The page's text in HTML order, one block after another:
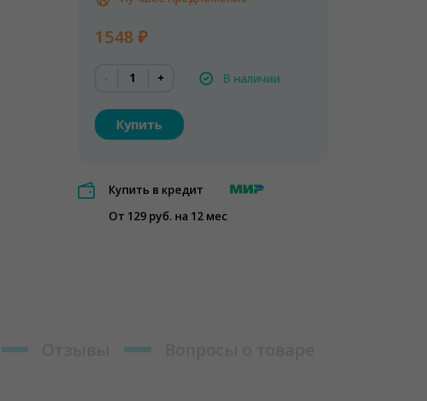
1548 ₽
+ В наличии
Купить
Купить в кредит
От 129 руб. на 12 мес